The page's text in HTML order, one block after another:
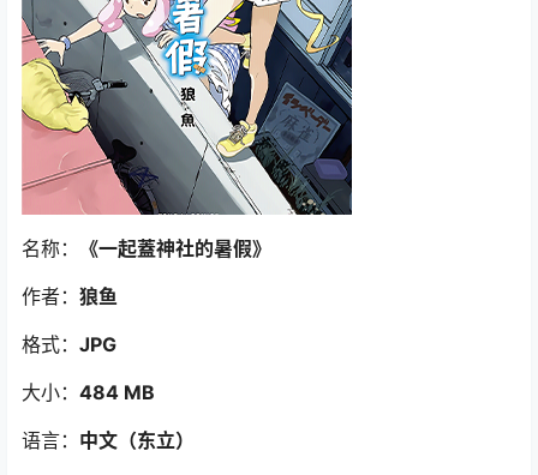
名称：
《一起蓋神社的暑假》
作者： 狼鱼
格式： JPG
大小： 484 MB
语言： 中文（东立）